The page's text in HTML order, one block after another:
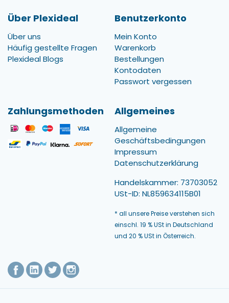
Über Plexideal
Über uns
Häufig gestellte Fragen
Plexideal Blogs
Benutzerkonto
Mein Konto
Warenkorb
Bestellungen
Kontodaten
Passwort vergessen
Zahlungsmethoden Allgemeines
Allgemeine
Geschäftsbedingungen
Impressum
Datenschutzerklärung
Handelskammer: 73703052
USt-ID: NL859634115B01
* all unsere Preise verstehen sich
einschl. 19 % USt in Deutschland
und 20 % USt in Österreich.